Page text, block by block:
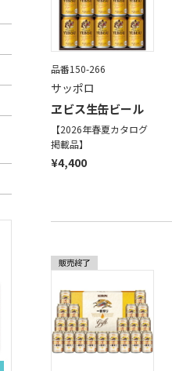
品番150-266
サッポロ
ヱビス生缶ビール
【2026年春夏カタログ
掲載品】
¥4,400